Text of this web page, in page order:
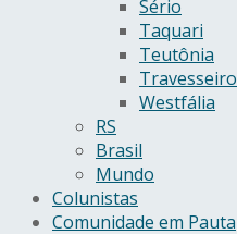
Sério
Taquari
Teutônia
Travesseiro
Westfália
RS
Brasil
Mundo
Colunistas
Comunidade em Pauta